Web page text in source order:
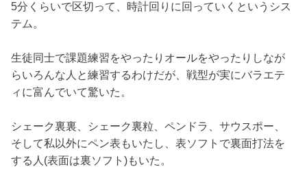
5分くらいで区切って、時計回りに回っていくというシス
テム。
生徒同士で課題練習をやったりオールをやったりしなが
らいろんな人と練習するわけだが、戦型が実にバラエテ
ィに富んでいて驚いた。
シェーク裏裏、シェーク裏粒、ペンドラ、サウスポー、
そして私以外にペン表もいたし、表ソフトで裏面打法を
する人(表面は裏ソフト)もいた。